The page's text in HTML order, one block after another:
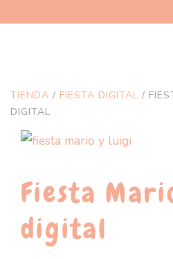
TIENDA / FIESTA DIGITAL /
DIGITAL
Fiesta
digital